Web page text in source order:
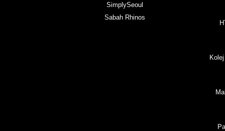
SimplySeoul
Sabah Rhinos